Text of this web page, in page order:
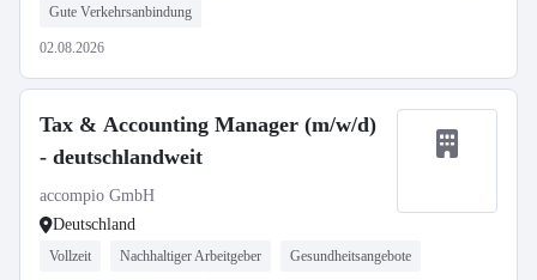
Gute Verkehrsanbindung
02.08.2026
Tax & Accounting Manager (m/w/d)
- deutschlandweit
accompio GmbH
Deutschland
Vollzeit Nachhaltiger Arbeitgeber Gesundheitsangebote